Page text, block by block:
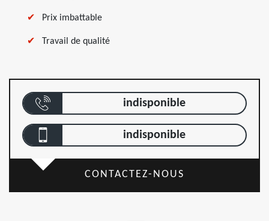
Prix imbattable
Travail de qualité
indisponible
indisponible
CONTACTEZ-NOUS